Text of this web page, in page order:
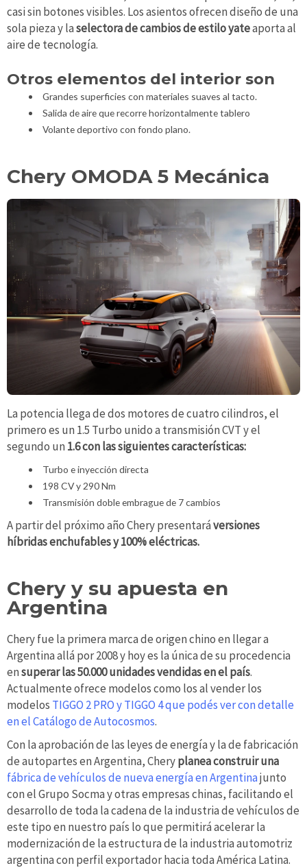
casi sin botones visibles. Los asientos ofrecen diseño de una
sola pieza y laselectora de cambios de estilo yateaporta al
aire de tecnología.
Otros elementos del interior son
Grandes superficies con materiales suaves al tacto.
Salida de aire que recorre horizontalmente tablero
Volante deportivo con fondo plano.
Chery OMODA 5 Mecánica
La potencia llega de dos motores de cuatro cilindros, el
primero es un 1.5 Turbo unido a transmisión CVT y el
segundo un 1.6 con las siguientes características:
Turbo e inyección directa
198 CV y 290 Nm
Transmisión doble embrague de 7 cambios
A partir del próximo año Chery presentaráversiones
híbridas enchufables y 100% eléctricas.
Chery y su apuesta en
Argentina
Chery fue la primera marca de origen chino en llegar a
Argentina allá por 2008 y hoy es la única de su procedencia
ensuperar las 50.000 unidades vendidas en el país.
Actualmente ofrece modelos como los al vender los
modelos TIGGO 2 PRO y TIGGO 4 que podés ver con detalle
en el Catálogo de Autocosmos.
Con la aprobación de las leyes de energía y la de fabricación
de autopartes en Argentina, Cheryplanea construir una
fábrica de vehículos de nueva energía en Argentinajunto
con el Grupo Socma y otras empresas chinas, facilitando el
desarrollo de toda la cadena de la industria de vehículos de
este tipo en nuestro país lo que permitirá acelerar la
modernización de la estructura de la industria automotriz
argentina con perfil exportador hacia toda América Latina.